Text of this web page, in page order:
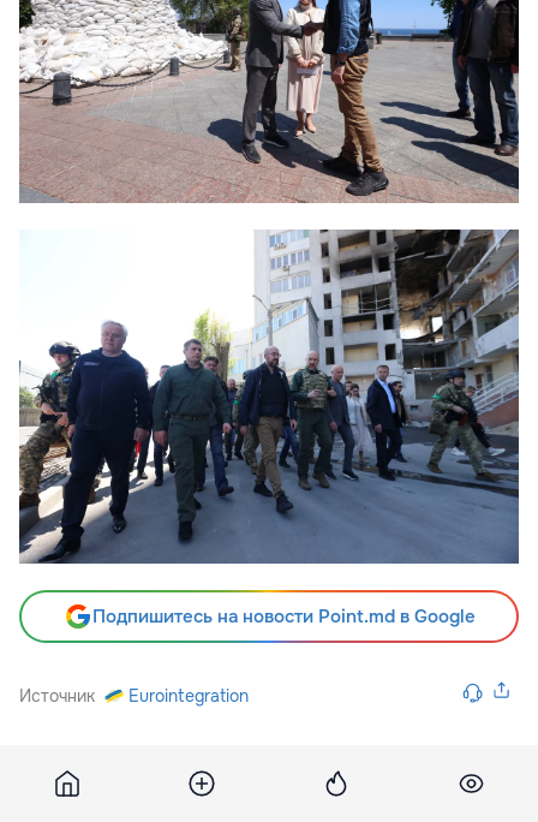
Подпишитесь на новости Point.md в Google
Источник Eurointegration